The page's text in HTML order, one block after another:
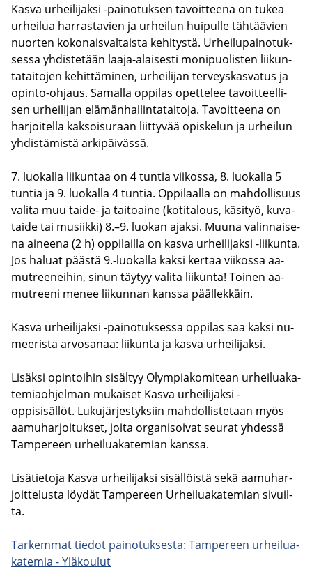
Kasva ur­hei­li­jak­si -​painotuksen ta­voit­tee­na on tukea
ur­hei­lua har­ras­ta­vien ja ur­hei­lun hui­pul­le täh­tää­vien
nuor­ten ko­ko­nais­val­tais­ta ke­hi­tys­tä. Ur­hei­lu­pai­no­tuk­
ses­sa yh­dis­te­tään laaja-​alaisesti mo­ni­puo­lis­ten lii­kun­
ta­tai­to­jen ke­hit­tä­mi­nen, ur­hei­li­jan ter­veys­kas­va­tus ja
opinto-​ohjaus. Sa­mal­la op­pi­las opet­te­lee ta­voit­teel­li­
sen ur­hei­li­jan elä­män­hal­lin­ta­tai­to­ja. Ta­voit­tee­na on
har­joi­tel­la kak­soi­su­raan liit­ty­vää opis­ke­lun ja ur­hei­lun
yh­dis­tä­mis­tä ar­ki­päi­väs­sä.
7. luo­kal­la lii­kun­taa on 4 tun­tia vii­kos­sa, 8. luo­kal­la 5
tun­tia ja 9. luo­kal­la 4 tun­tia. Op­pi­laal­la on mah­dol­li­suus
va­li­ta muu taide-​ ja tai­toai­ne (ko­ti­ta­lous, kä­si­työ, ku­va­
tai­de tai musiik­ki) 8.–9. luo­kan ajak­si. Muuna va­lin­nai­se­
na ai­nee­na (2 h) op­pi­lail­la on kasva ur­hei­li­jak­si -​liikunta.
Jos ha­luat pääs­tä 9.-​luokalla kaksi ker­taa vii­kos­sa aa­
mut­ree­nei­hin, sinun täy­tyy va­li­ta lii­kun­ta! Toi­nen aa­
mut­ree­ni menee lii­kun­nan kans­sa pääl­lek­käin.
Kasva ur­hei­li­jak­si -​painotuksessa op­pi­las saa kaksi nu­
mee­ris­ta ar­vo­sa­naa: lii­kun­ta ja kasva ur­hei­li­jak­si.
Li­säk­si opin­toi­hin si­säl­tyy Olym­pia­ko­mi­tean ur­hei­lua­ka­
te­miaoh­jel­man mu­kai­set Kasva ur­hei­li­jak­si -​
oppisisällöt. Lu­ku­jär­jes­tyk­siin mah­dol­lis­te­taan myös
aa­mu­har­joi­tuk­set, joita or­ga­ni­soi­vat seu­rat yh­des­sä
Tam­pe­reen ur­hei­lua­ka­te­mian kans­sa.
Li­sä­tie­to­ja Kasva ur­hei­li­jak­si si­säl­löis­tä sekä aa­mu­har­
joit­te­lus­ta löy­dät Tam­pe­reen Ur­hei­lua­ka­te­mian si­vuil­
ta.
Tar­kem­mat tie­dot pai­no­tuk­ses­ta: Tam­pe­reen ur­hei­lua­
ka­te­mia - Ylä­kou­lut